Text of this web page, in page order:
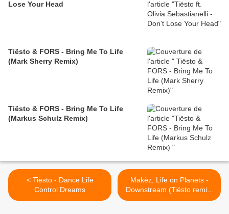
Lose Your Head
Tiësto & FORS - Bring Me To Life
(Mark Sherry Remix)
Tiësto & FORS - Bring Me To Life
(Markus Schulz Remix)
< Tiësto - Dance Life
Control Dreams
Makèz, Life on Planets -
Downstream (Tiësto remix)
>